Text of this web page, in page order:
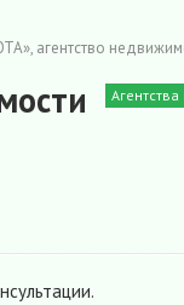
агентство